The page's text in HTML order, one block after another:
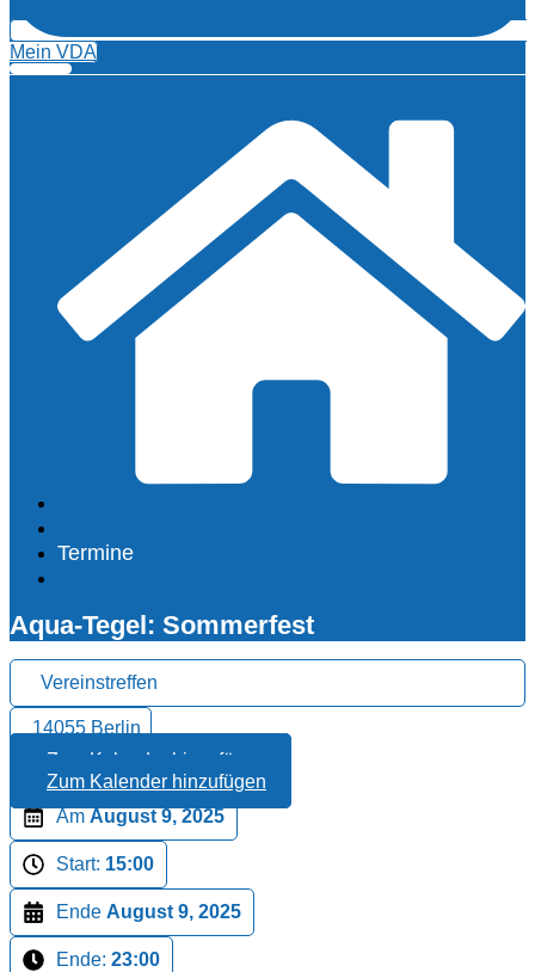
Mein VDA
Termine
Aqua-Tegel: Sommerfest
Vereinstreffen
14055 Berlin
Zum Kalender hinzufügen
Zum Kalender hinzufügen
Am August 9, 2025
Start: 15:00
Ende August 9, 2025
Ende: 23:00